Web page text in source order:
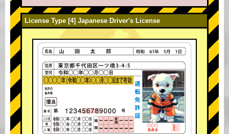
License Type [4] Japanese Driver's License